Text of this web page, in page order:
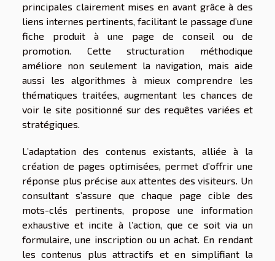
principales clairement mises en avant grâce à des
liens internes pertinents, facilitant le passage d’une
fiche produit à une page de conseil ou de
promotion. Cette structuration méthodique
améliore non seulement la navigation, mais aide
aussi les algorithmes à mieux comprendre les
thématiques traitées, augmentant les chances de
voir le site positionné sur des requêtes variées et
stratégiques.
L’adaptation des contenus existants, alliée à la
création de pages optimisées, permet d’offrir une
réponse plus précise aux attentes des visiteurs. Un
consultant s’assure que chaque page cible des
mots-clés pertinents, propose une information
exhaustive et incite à l’action, que ce soit via un
formulaire, une inscription ou un achat. En rendant
les contenus plus attractifs et en simplifiant la